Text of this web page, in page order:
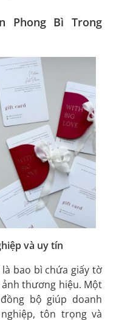
Phong Bì Trong
và uy tín
bao bì chứa giấy tờ
thương hiệu. Một
bộ giúp doanh
tôn trọng và